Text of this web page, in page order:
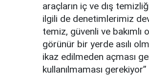
araçların iç ve dış
ilgili de denetimlerimiz
temiz, güvenli ve
görünür bir yerde asılı
ikaz edilmeden açması
kullanılmaması